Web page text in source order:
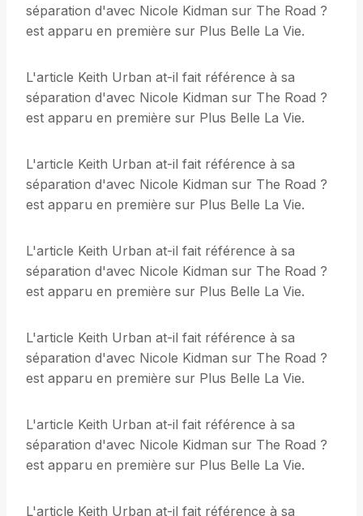
séparation d'avec Nicole Kidman sur The Road ?
est apparu en première sur Plus Belle La Vie.
L'article Keith Urban at-il fait référence à sa
séparation d'avec Nicole Kidman sur The Road ?
est apparu en première sur Plus Belle La Vie.
L'article Keith Urban at-il fait référence à sa
séparation d'avec Nicole Kidman sur The Road ?
est apparu en première sur Plus Belle La Vie.
L'article Keith Urban at-il fait référence à sa
séparation d'avec Nicole Kidman sur The Road ?
est apparu en première sur Plus Belle La Vie.
L'article Keith Urban at-il fait référence à sa
séparation d'avec Nicole Kidman sur The Road ?
est apparu en première sur Plus Belle La Vie.
L'article Keith Urban at-il fait référence à sa
séparation d'avec Nicole Kidman sur The Road ?
est apparu en première sur Plus Belle La Vie.
L'article Keith Urban at-il fait référence à sa